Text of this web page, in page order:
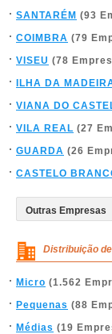
SANTARÉM (93
COIMBRA (79
VISEU (78
ILHA DA
VIANA DO
VILA REAL (27
GUARDA (26
CASTELO
Distribuição
Micro (1.562
Pequenas (88
Médias (19